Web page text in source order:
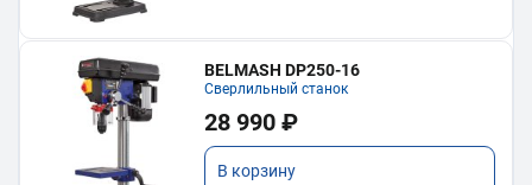
BELMASH DP250-16
Сверлильный станок
28 990 ₽
В корзину